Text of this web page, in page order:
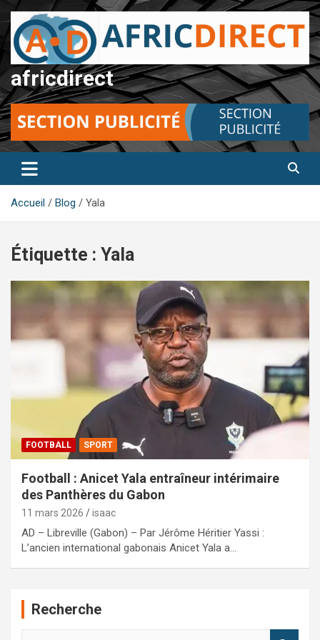
Aller
au
contenu
africdirect
Accueil Blog Yala
Étiquette : Yala
FOOTBALL SPORT
Football : Anicet Yala entraîneur intérimaire
des Panthères du Gabon
11 mars 2026 isaac
AD – Libreville (Gabon) – Par Jérôme Héritier Yassi :
L’ancien international gabonais Anicet Yala a…
Recherche